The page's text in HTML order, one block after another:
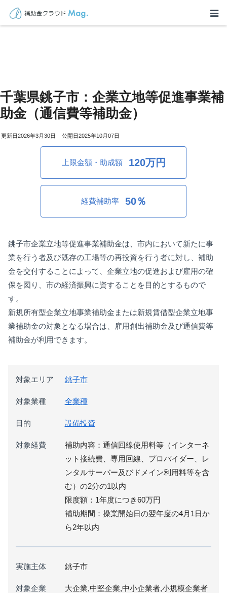
千葉県銚子市：企業立地等促進事業補
助金（通信費等補助金）
2026年3月30日 2025年10月07日
上限金額・助成額 120万円
経費補助率 50％
銚子市企業立地等促進事業補助金は、市内において新たに事
業を行う者及び既存の工場等の再投資を行う者に対し、補助
金を交付することによって、企業立地の促進および雇用の確
保を図り、市の経済振興に資することを目的とするもので
す。
新規所有型企業立地事業補助金または新規賃借型企業立地事
業補助金の対象となる場合は、雇用創出補助金及び通信費等
補助金が利用できます。
対象エリア 銚子市
対象業種 全業種
目的 設備投資
対象経費
補助内容：通信回線使用料等（インターネ
ット接続費、専用回線、プロバイダー、レ
ンタルサーバー及びドメイン利用料等を含
む）の2分の1以内
限度額：1年度につき60万円
補助期間：操業開始日の翌年度の4月1日か
ら2年以内
実施主体 銚子市
対象企業 大企業,中堅企業,中小企業者,小規模企業者